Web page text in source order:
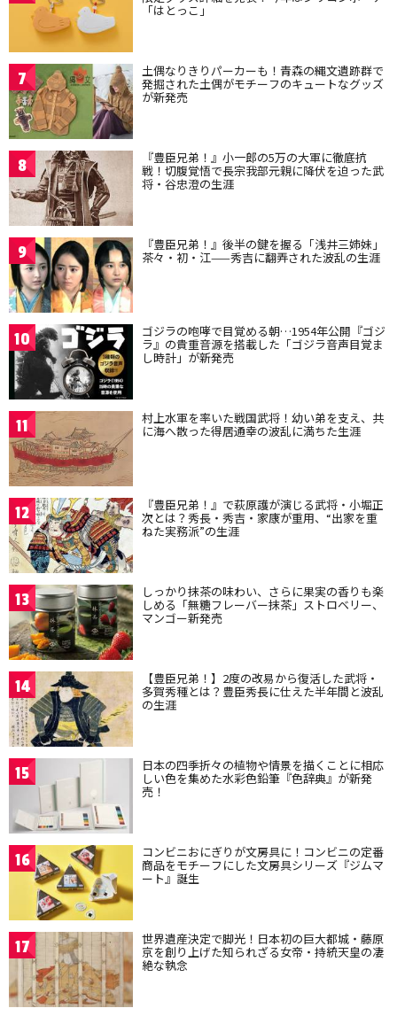
「はとっこ」
7 土偶なりきりパーカーも！青森の縄文遺跡群で
発掘された土偶がモチーフのキュートなグッズ
が新発売
8 『豊臣兄弟！』小一郎の5万の大軍に徹底抗
戦！切腹覚悟で長宗我部元親に降伏を迫った武
将・谷忠澄の生涯
9 『豊臣兄弟！』後半の鍵を握る「浅井三姉妹」
茶々・初・江——秀吉に翻弄された波乱の生涯
10 ゴジラの咆哮で目覚める朝…1954年公開『ゴジ
ラ』の貴重音源を搭載した「ゴジラ音声目覚ま
し時計」が新発売
11 村上水軍を率いた戦国武将！幼い弟を支え、共
に海へ散った得居通幸の波乱に満ちた生涯
12 『豊臣兄弟！』で萩原護が演じる武将・小堀正
次とは？秀長・秀吉・家康が重用、“出家を重
ねた実務派”の生涯
13 しっかり抹茶の味わい、さらに果実の香りも楽
しめる「無糖フレーバー抹茶」ストロベリー、
マンゴー新発売
14 【豊臣兄弟！】2度の改易から復活した武将・
多賀秀種とは？豊臣秀長に仕えた半年間と波乱
の生涯
15 日本の四季折々の植物や情景を描くことに相応
しい色を集めた水彩色鉛筆『色辞典』が新発
売！
16 コンビニおにぎりが文房具に！コンビニの定番
商品をモチーフにした文房具シリーズ『ジムマ
ート』誕生
17 世界遺産決定で脚光！日本初の巨大都城・藤原
京を創り上げた知られざる女帝・持統天皇の凄
絶な執念